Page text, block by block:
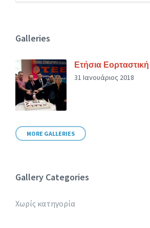
Galleries
Ετήσια
31 Ιανουάριος 2018
MORE GALLERIES
Gallery Categories
Χωρίς κατηγορία